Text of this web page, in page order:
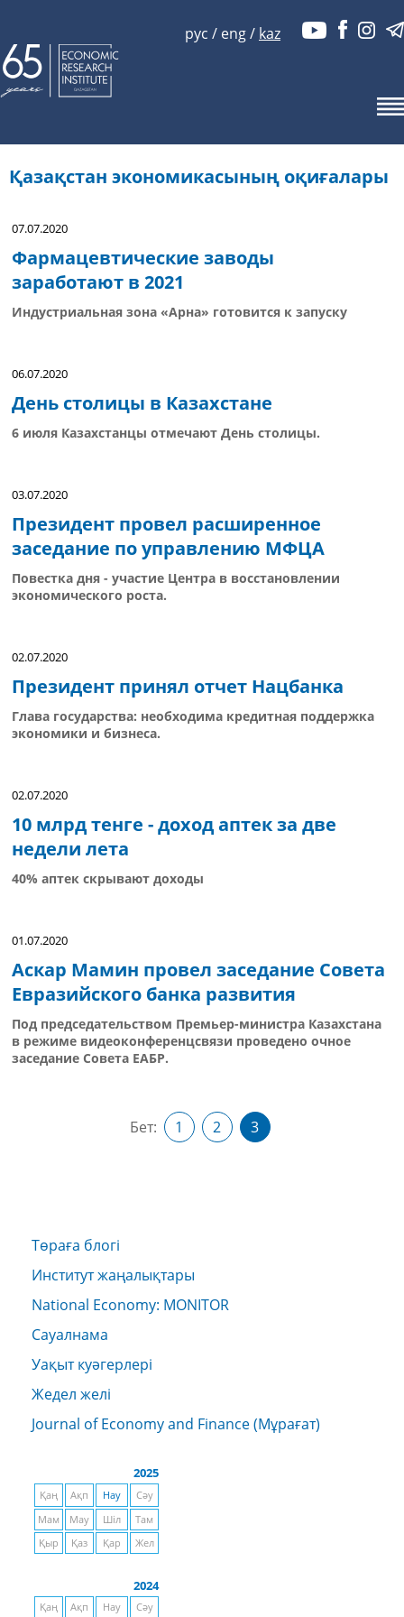
рус / eng/ kaz
Қазақстан экономикасының оқиғалары
07.07.2020
Фармацевтические заводы
заработают в 2021
Индустриальная зона «Арна» готовится к запуску
06.07.2020
День столицы в Казахстане
6 июля Казахстанцы отмечают День столицы.
03.07.2020
Президент провел расширенное
заседание по управлению МФЦА
Повестка дня - участие Центра в восстановлении
экономического роста.
02.07.2020
Президент принял отчет Нацбанка
Глава государства: необходима кредитная поддержка
экономики и бизнеса.
02.07.2020
10 млрд тенге - доход аптек за две
недели лета
40% аптек скрывают доходы
01.07.2020
Аскар Мамин провел заседание Совета
Евразийского банка развития
Под председательством Премьер-министра Казахстана
в режиме видеоконференцсвязи проведено очное
заседание Совета ЕАБР.
Бет: 1 2 3
Төраға блогі
Институт жаңалықтары
National Economy: MONITOR
Сауалнама
Уақыт куәгерлері
Жедел желі
Journal of Economy and Finance (Мұрағат)
2025
Қаң Ақп Нау
Сәу
Мам
Мау Шіл
Там
Қыр
Қаз Қар Жел
2024
Қаң Ақп Нау Сәу